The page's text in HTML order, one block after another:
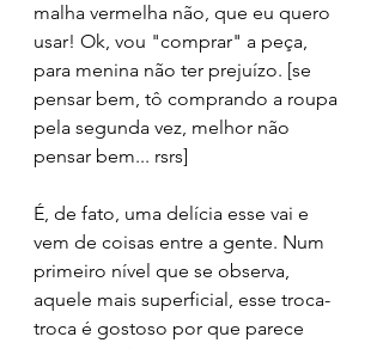
malha vermelha não, que eu quero
usar! Ok, vou "comprar" a peça,
para menina não ter prejuízo. [se
pensar bem, tô comprando a roupa
pela segunda vez, melhor não
pensar bem... rsrs]
É, de fato, uma delícia esse vai e
vem de coisas entre a gente. Num
primeiro nível que se observa,
aquele mais superficial, esse troca-
troca é gostoso por que parece